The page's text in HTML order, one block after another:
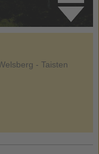
- Taisten